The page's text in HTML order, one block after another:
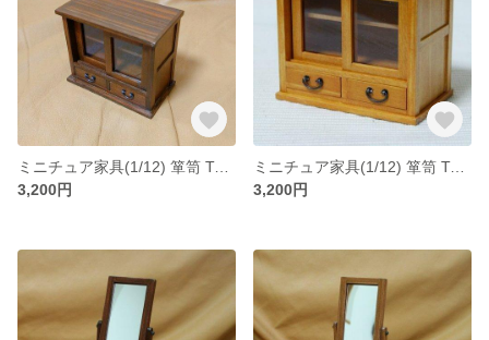
ミニチュア家具(1/12) 箪笥 TypeD (オーク)
3,200円
ミニチュア家具(1/12) 箪笥 TypeD (メープル)
3,200円